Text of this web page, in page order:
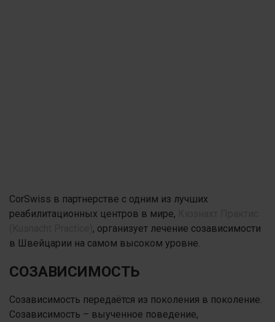
CorSwiss в партнерстве с одним из лучших
реабилитационных центров в мире,
, организует лечение созависимости
в Швейцарии на самом высоком уровне.
СОЗАВИСИМОСТЬ
Созависимость передаётся из поколения в поколение.
Созависимость – выученное поведение,